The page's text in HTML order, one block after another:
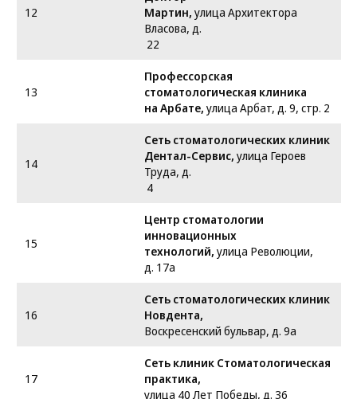
12
Мартин, улица Архитектора
Власова, д.
22
13
Профессорская
стоматологическая клиника
на Арбате, улица Арбат, д. 9, стр. 2
14
Сеть стоматологических клиник
Дентал-Сервис, улица Героев
Труда, д.
4
15
Центр стоматологии
инновационных
технологий, улица Революции,
д. 17а
16
Сеть стоматологических клиник
Новдента,
Воскресенский бульвар, д. 9а
17
Сеть клиник Стоматологическая
практика,
улица 40 Лет Победы, д. 36